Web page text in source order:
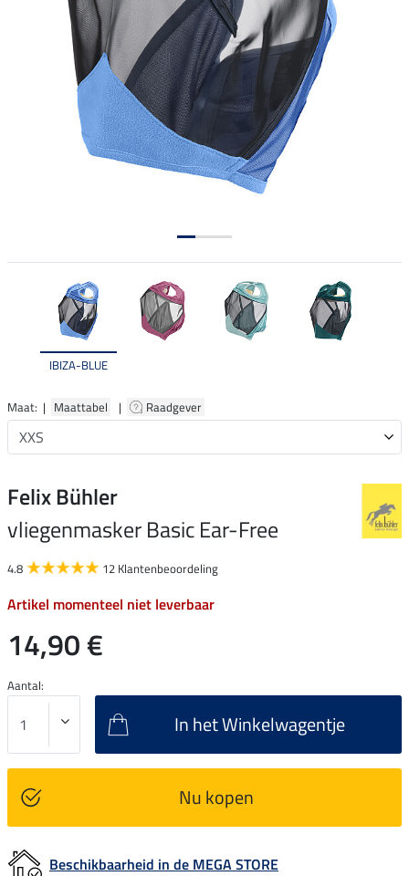
IBIZA-BLUE
Maat: | Maattabel | Raadgever
Felix Bühler
vliegenmasker Basic Ear-Free
4.8 12 Klantenbeoordeling
Artikel momenteel niet leverbaar
14,90 €
Aantal:
In het Winkelwagentje
Nu kopen
Beschikbaarheid in de MEGA STORE